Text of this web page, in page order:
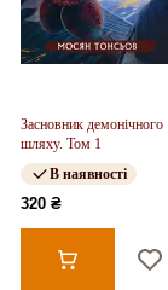
Засновник демонічного
шляху. Том 1
В наявності
320 ₴